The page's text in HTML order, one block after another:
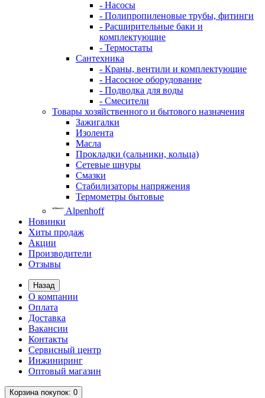
- Насосы
- Полипропиленовые трубы, фитинги
- Расширительные баки и
комплектующие
- Термостаты
Сантехника
- Краны, вентили и комплектующие
- Насосное оборудование
- Подводка для воды
- Смесители
Товары хозяйственного и бытового назначения
Зажигалки
Изолента
Масла
Прокладки (сальники, кольца)
Сетевые шнуры
Смазки
Стабилизаторы напряжения
Термометры бытовые
Alpenhoff
Новинки
Хиты продаж
Акции
Производители
Отзывы
Назад
О компании
Оплата
Доставка
Вакансии
Контакты
Сервисный центр
Инжиниринг
Оптовый магазин
Корзинапокупок: 0